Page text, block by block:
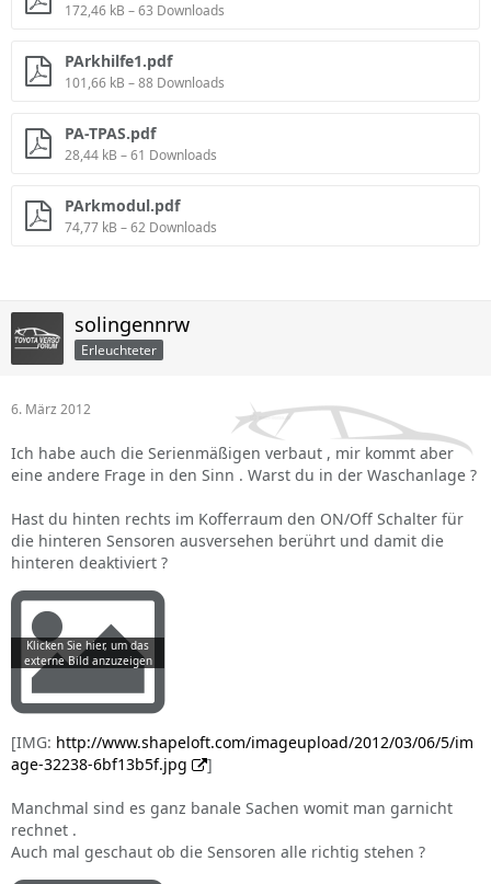
172,46 kB – 63 Downloads
PArkhilfe1.pdf
101,66 kB – 88 Downloads
PA-TPAS.pdf
28,44 kB – 61 Downloads
PArkmodul.pdf
74,77 kB – 62 Downloads
solingennrw
Erleuchteter
6. März 2012
Ich habe auch die Serienmäßigen verbaut , mir kommt aber
eine andere Frage in den Sinn . Warst du in der Waschanlage ?
Hast du hinten rechts im Kofferraum den ON/Off Schalter für
die hinteren Sensoren ausversehen berührt und damit die
hinteren deaktiviert ?
[IMG: http://www.shapeloft.com/imageupload/2012/03/06/5/im
age-32238-6bf13b5f.jpg
]
Manchmal sind es ganz banale Sachen womit man garnicht
rechnet .
Auch mal geschaut ob die Sensoren alle richtig stehen ?